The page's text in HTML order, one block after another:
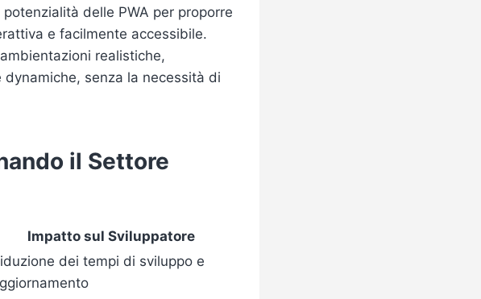
delle PWA per proporre
e facilmente accessibile.
realistiche,
senza la necessità di
il Settore
Impatto sul Sviluppatore
dei tempi di sviluppo e